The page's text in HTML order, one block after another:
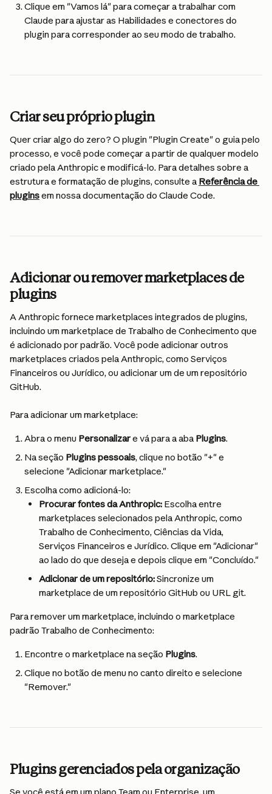
Clique em "Vamos lá" para começar a trabalhar com
Claude para ajustar as Habilidades e conectores do
plugin para corresponder ao seu modo de trabalho.
Criar seu próprio plugin
Quer criar algo do zero? O plugin "Plugin Create" o guia pelo
processo, e você pode começar a partir de qualquer modelo
criado pela Anthropic e modificá-lo. Para detalhes sobre a
estrutura e formatação de plugins, consulte a Referência de
plugins em nossa documentação do Claude Code.
Adicionar ou remover marketplaces de
plugins
A Anthropic fornece marketplaces integrados de plugins,
incluindo um marketplace de Trabalho de Conhecimento que
é adicionado por padrão. Você pode adicionar outros
marketplaces criados pela Anthropic, como Serviços
Financeiros ou Jurídico, ou adicionar um de um repositório
GitHub.
Para adicionar um marketplace:
Abra o menu Personalizar e vá para a aba Plugins.
Na seção Plugins pessoais, clique no botão "+" e
selecione "Adicionar marketplace."
Escolha como adicioná-lo:
Procurar fontes da Anthropic: Escolha entre
marketplaces selecionados pela Anthropic, como
Trabalho de Conhecimento, Ciências da Vida,
Serviços Financeiros e Jurídico. Clique em "Adicionar"
ao lado do que deseja e depois clique em "Concluído."
Adicionar de um repositório: Sincronize um
marketplace de um repositório GitHub ou URL git.
Para remover um marketplace, incluindo o marketplace
padrão Trabalho de Conhecimento:
Encontre o marketplace na seção Plugins.
Clique no botão de menu no canto direito e selecione
"Remover."
Plugins gerenciados pela organização